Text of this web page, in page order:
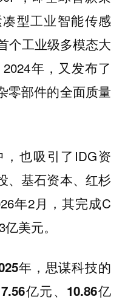
型工业智能传感
个工业级多模态大
年，又发布了
零部件的全面质量
也吸引了IDG资
、基石资本、红杉
年2月，其完成C
美元。
年，思谋科技的
亿元、10.86亿